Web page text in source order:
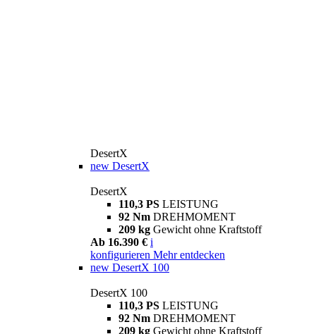
DesertX
new DesertX
DesertX
110,3 PS LEISTUNG
92 Nm DREHMOMENT
209 kg Gewicht ohne Kraftstoff
Ab 16.390 € i
konfigurieren Mehr entdecken
new DesertX 100
DesertX 100
110,3 PS LEISTUNG
92 Nm DREHMOMENT
209 kg Gewicht ohne Kraftstoff